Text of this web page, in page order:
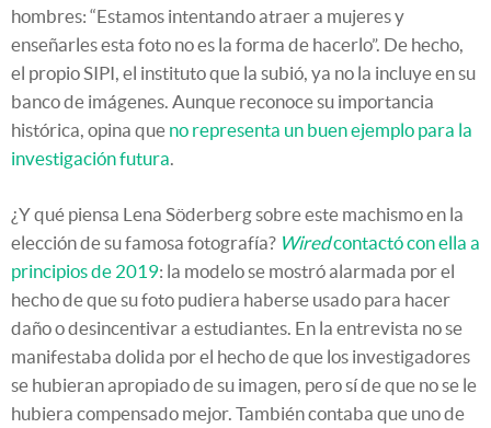
hombres: “Estamos intentando atraer a mujeres y
enseñarles esta foto no es la forma de hacerlo”. De hecho,
el propio SIPI, el instituto que la subió, ya no la incluye en su
banco de imágenes. Aunque reconoce su importancia
histórica, opina que no representa un buen ejemplo para la
investigación futura.
¿Y qué piensa Lena Söderberg sobre este machismo en la
elección de su famosa fotografía? Wiredcontactó con ella a
principios de 2019: la modelo se mostró alarmada por el
hecho de que su foto pudiera haberse usado para hacer
daño o desincentivar a estudiantes. En la entrevista no se
manifestaba dolida por el hecho de que los investigadores
se hubieran apropiado de su imagen, pero sí de que no se le
hubiera compensado mejor. También contaba que uno de